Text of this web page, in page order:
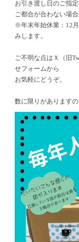
お引き渡し日のご指
ご都合が合わない場
※年末年始休業： 12 月
みします。
ご不明な点はＸ（旧
せフォームから
お気軽にどうぞ。
数に限りがあります